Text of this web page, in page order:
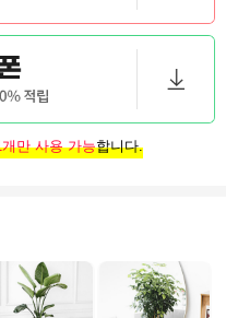
만 사용 가능합니다.